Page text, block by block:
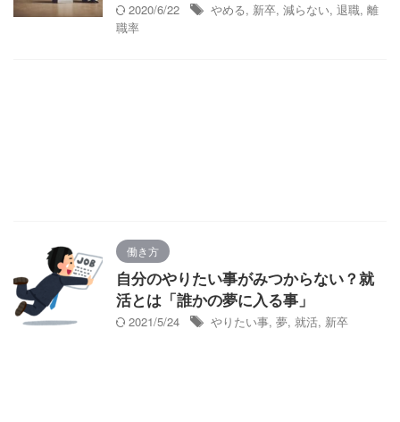
2020/6/22 やめる, 新卒, 減らない, 退職, 離
職率
働き方
自分のやりたい事がみつからない？就
活とは「誰かの夢に入る事」
2021/5/24 やりたい事, 夢, 就活, 新卒